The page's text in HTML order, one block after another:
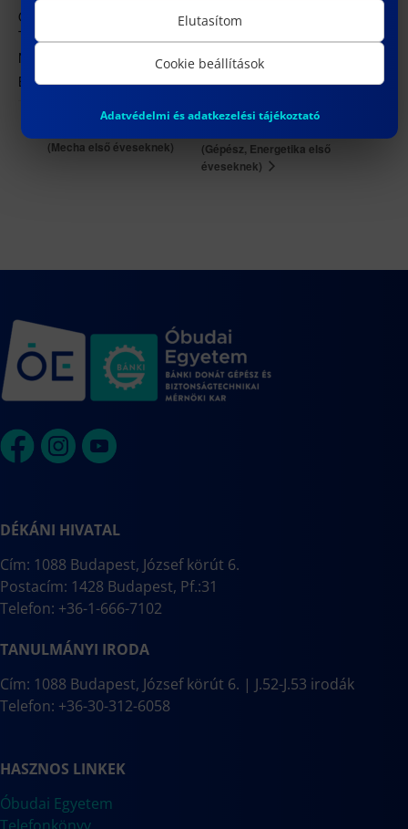
ÓE BGK – 1081 Budapest, Népszínház utca 8. Fszt. 45.
Tanácsterem
Népszínház utca 8.
Budapest, 1081 Magyarország + Google Térkép
(Mecha első éveseknek)
Matematika felzárkóztató
(Gépész, Energetika első
éveseknek)
DÉKÁNI HIVATAL
Cím: 1088 Budapest, József körút 6.
Postacím: 1428 Budapest, Pf.:31
Telefon: +36-1-666-7102
TANULMÁNYI IRODA
Cím: 1088 Budapest, József körút 6. | J.52-J.53 irodák
Telefon: +36-30-312-6058
HASZNOS LINKEK
Óbudai Egyetem
Elutasítom
Cookie beállítások
Adatvédelmi és adatkezelési tájékoztató